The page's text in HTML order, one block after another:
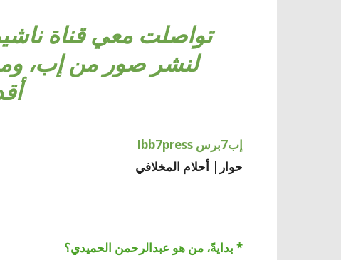
تواصلت معي قناة
لنشر صور من إب،
إب7برس Ibb7press
حوار| أحلام المخلافي
* بدايةً، من هو عبدالرحمن الحميدي؟